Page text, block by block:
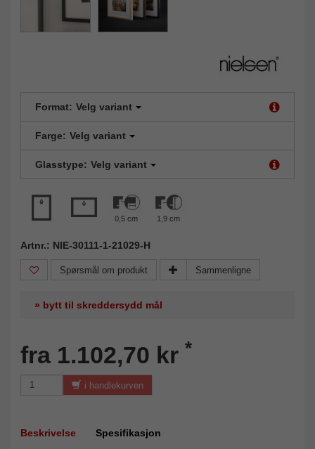
Format: Velg variant
Farge: Velg variant
Glasstype: Velg variant
0,5 cm 1,9 cm
Artnr.: NIE-30111-1-21029-H
Spørsmål om produkt Sammenligne
» bytt til skreddersydd mål
fra 1.102,70 kr *
i handlekurven
Beskrivelse Spesifikasjon